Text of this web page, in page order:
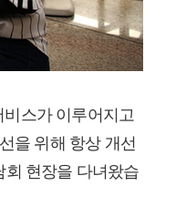
스가 이루어지고
을 위해 항상 개선
현장을 다녀왔습